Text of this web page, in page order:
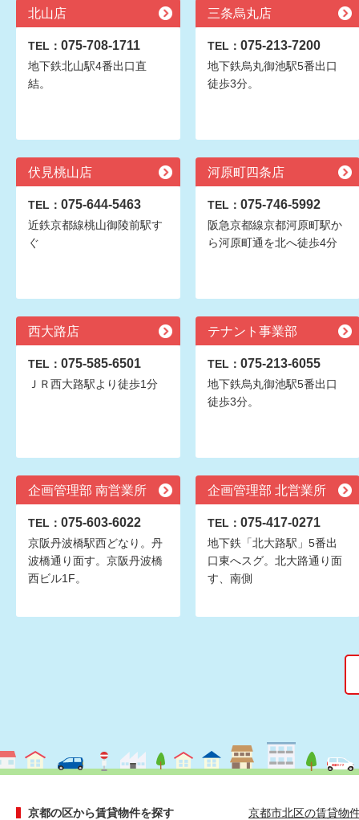
北山店
TEL： 075-708-1711
地下鉄北山駅4番出口直
結。
三条烏丸店
TEL： 075-213-7200
地下鉄烏丸御池駅5番出口
徒歩3分。
伏見桃山店
TEL： 075-644-5463
近鉄京都線桃山御陵前駅す
ぐ
河原町四条店
TEL： 075-746-5992
阪急京都線京都河原町駅か
ら河原町通を北へ徒歩4分
西大路店
TEL： 075-585-6501
ＪＲ西大路駅より徒歩1分
テナント事業部
TEL： 075-213-6055
地下鉄烏丸御池駅5番出口
徒歩3分。
企画管理部 南営業所
TEL： 075-603-6022
京阪丹波橋駅西どなり。丹
波橋通り面す。京阪丹波橋
西ビル1F。
企画管理部 北営業所
TEL： 075-417-0271
地下鉄「北大路駅」5番出
口東へスグ。北大路通り面
す、南側
京都の区から賃貸物件を探す
京都市北区の賃貸物